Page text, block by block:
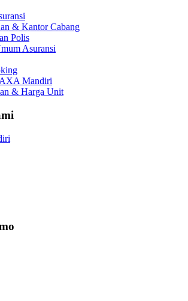
& Kantor Cabang
Polis
Asuransi
AXA Mandiri
& Harga Unit